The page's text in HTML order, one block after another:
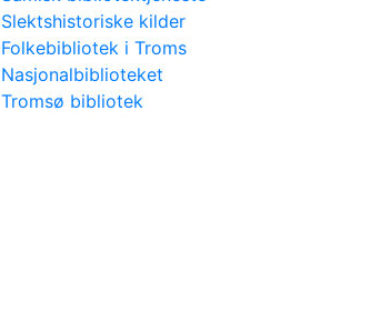
Slektshistoriske kilder
Folkebibliotek i Troms
Nasjonalbiblioteket
Tromsø bibliotek